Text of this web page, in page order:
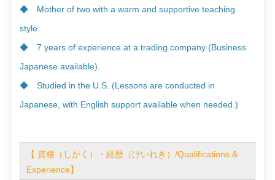
◆ Mother of two with a warm and supportive teaching
style.
◆ 7 years of experience at a trading company (Business
Japanese available).
◆ Studied in the U.S. (Lessons are conducted in
Japanese, with English support available when needed.)
【 資格（しかく）・経歴（けいれき）/Qualifications &
Experience】